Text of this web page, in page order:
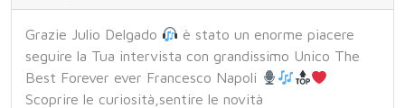
Grazie Julio Delgado
è stato un enorme piacere
seguire la Tua intervista con grandissimo Unico The
Best Forever ever Francesco Napoli
Scoprire le curiosità,sentire le novità